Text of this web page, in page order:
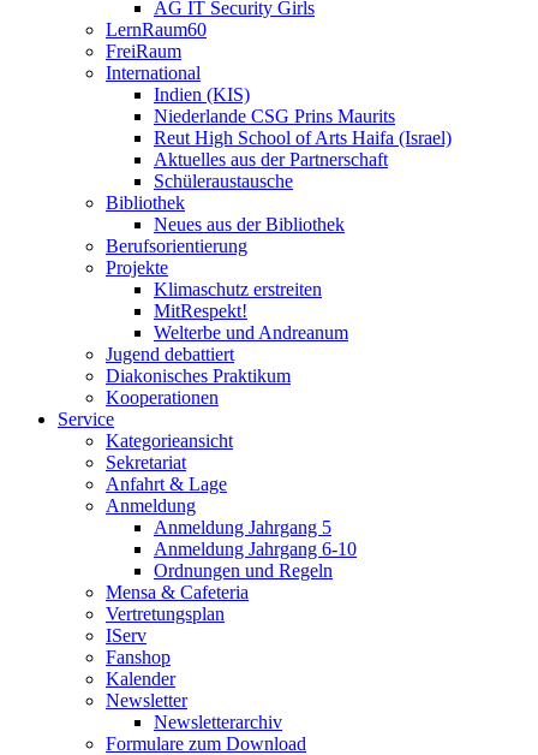
AG IT Security Girls
LernRaum60
FreiRaum
International
Indien (KIS)
Niederlande CSG Prins Maurits
Reut High School of Arts Haifa (Israel)
Aktuelles aus der Partnerschaft
Schüleraustausche
Bibliothek
Neues aus der Bibliothek
Berufsorientierung
Projekte
Klimaschutz erstreiten
MitRespekt!
Welterbe und Andreanum
Jugend debattiert
Diakonisches Praktikum
Kooperationen
Service
Kategorieansicht
Sekretariat
Anfahrt & Lage
Anmeldung
Anmeldung Jahrgang 5
Anmeldung Jahrgang 6-10
Ordnungen und Regeln
Mensa & Cafeteria
Vertretungsplan
IServ
Fanshop
Kalender
Newsletter
Newsletterarchiv
Formulare zum Download